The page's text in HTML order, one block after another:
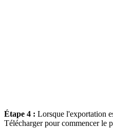
Étape 4 : Lorsque l'exportation
Télécharger pour commencer le